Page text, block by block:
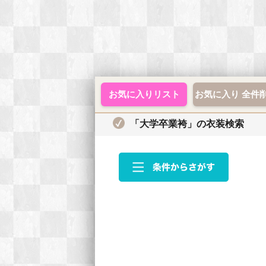
お気に入りリスト お気に入り 全件
「大学卒業袴」の衣装検索